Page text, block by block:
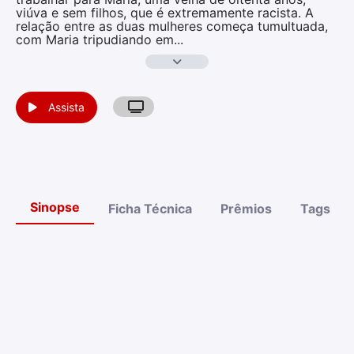
viúva e sem filhos, que é extremamente racista. A
relação entre as duas mulheres começa tumultuada,
com Maria tripudiando em...
Assista
Sinopse Ficha Técnica Prêmios Tags